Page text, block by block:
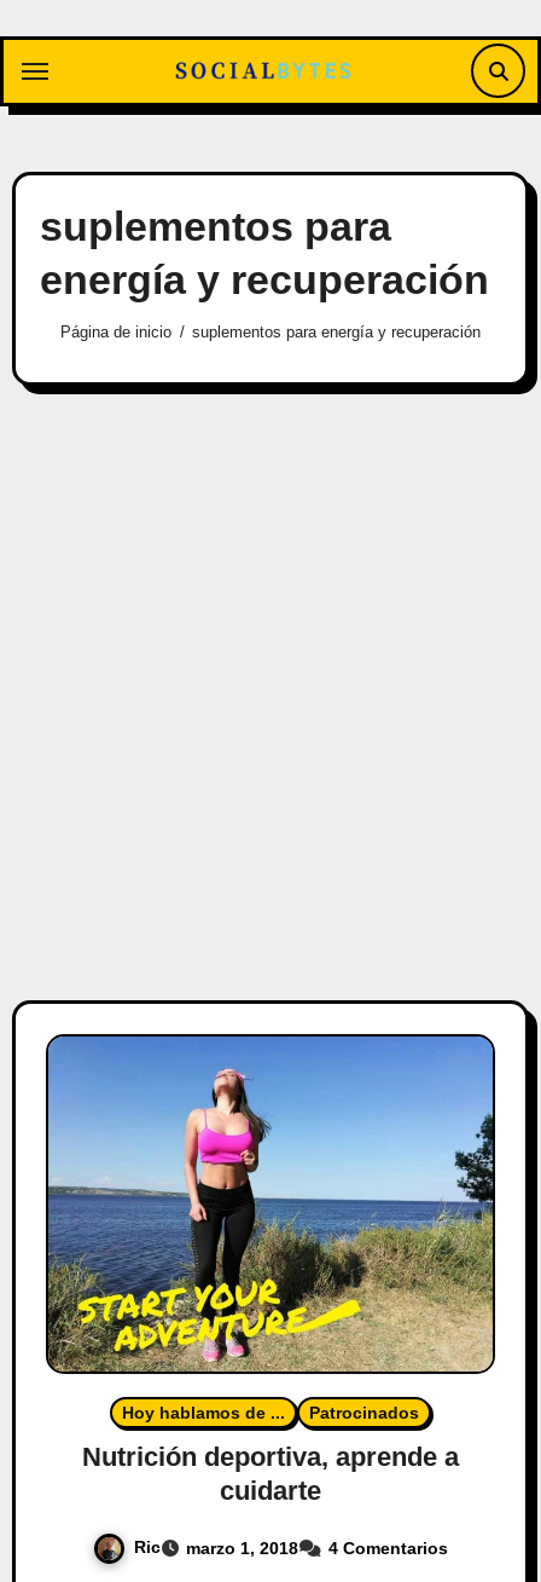
contenido
suplementos para
energía y recuperación
Página de inicio suplementos para energía y recuperación
Hoy hablamos de ... Patrocinados
Nutrición deportiva, aprende a
cuidarte
Ric marzo 1, 2018 4 Comentarios